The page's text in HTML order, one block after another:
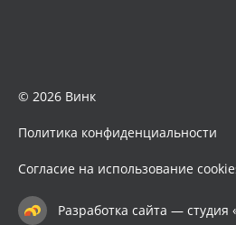
© 2026 Винк
Политика конфиденциальности
Согласие на использование
Разработка сайта — студия